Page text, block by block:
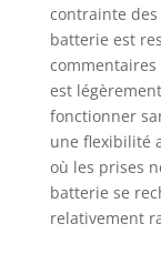
contrainte des
batterie est
est
fonctionner
une flexibilité
où les prises
batterie se
relativement